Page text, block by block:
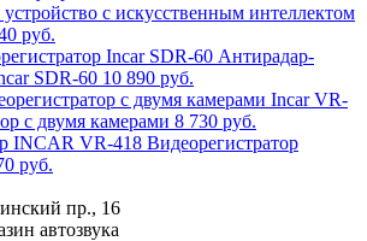
с искусственным интеллектом
руб.
Антирадар-
SDR-60 10 890 руб.
Incar VR-
с двумя камерами 8 730 руб.
Видеорегистратор
руб.
пр., 16
автозвука